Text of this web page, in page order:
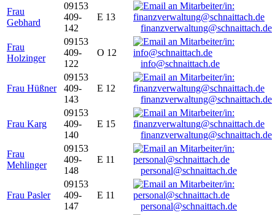
Frau
Gebhard
09153
409-
142
E 13
finanzverwaltung@schnaittach.de
Frau
Holzinger
09153
409-
122
O 12
info@schnaittach.de
Frau Hüßner
09153
409-
143
E 12
finanzverwaltung@schnaittach.de
Frau Karg
09153
409-
140
E 15
finanzverwaltung@schnaittach.de
Frau
Mehlinger
09153
409-
148
E 11
personal@schnaittach.de
Frau Pasler
09153
409-
147
E 11
personal@schnaittach.de